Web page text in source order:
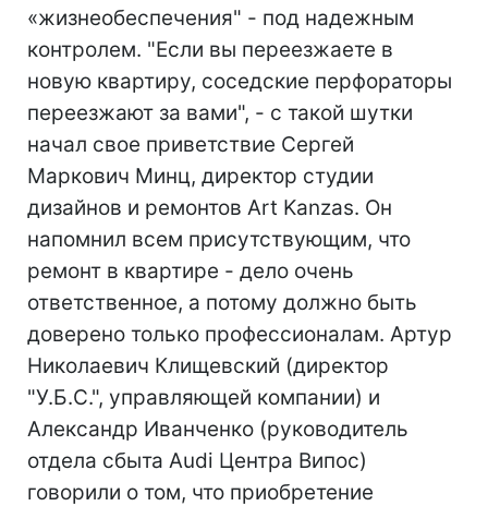
«жизнеобеспечения" - под надежным
контролем. "Если вы переезжаете в
новую квартиру, соседские перфораторы
переезжают за вами", - с такой шутки
начал свое приветствие Сергей
Маркович Минц, директор студии
дизайнов и ремонтов Art Kanzas. Он
напомнил всем присутствующим, что
ремонт в квартире - дело очень
ответственное, а потому должно быть
доверено только профессионалам. Артур
Николаевич Клищевский (директор
"У.Б.С.", управляющей компании) и
Александр Иванченко (руководитель
отдела сбыта Audi Центра Випос)
говорили о том, что приобретение